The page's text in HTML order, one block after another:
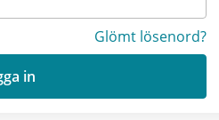
Glömt lösenord?
in